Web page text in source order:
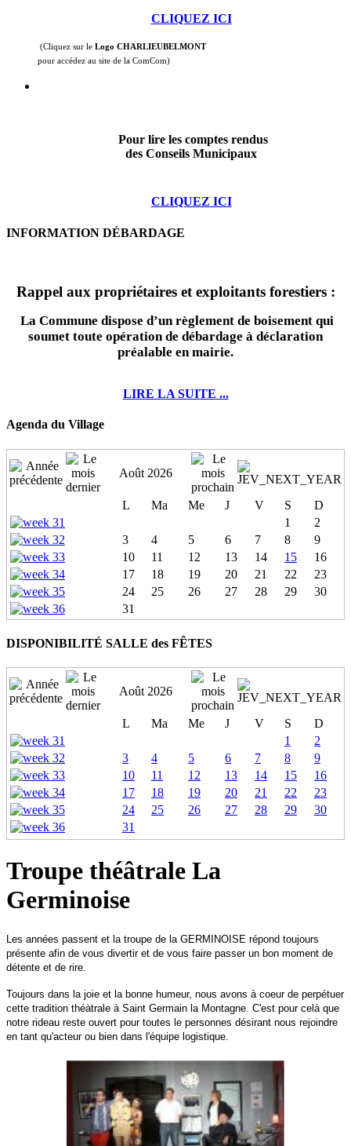
CLIQUEZ ICI
(Cliquez sur le Logo CHARLIEUBELMONT
pour accédez au site de la ComCom)
Pour lire les comptes rendus
des Conseils Municipaux
CLIQUEZ ICI
INFORMATION DÉBARDAGE
Rappel aux propriétaires et exploitants forestiers :
La Commune dispose d’un règlement de boisement qui
soumet toute opération de débardage à déclaration
préalable en mairie.
LIRE LA SUITE ...
Agenda du Village
Août 2026
L Ma Me J V S
D
1
2
3
4 5 6 7 8
9
10
11 12 13 14 15
16
17
18 19 20 21 22
23
24
25 26 27 28 29
30
31
DISPONIBILITÉ SALLE des FÊTES
Août 2026
L Ma Me J V S
D
1
2
3
4 5 6 7 8
9
10
11 12 13 14 15
16
17
18 19 20 21 22
23
24
25 26 27 28 29
30
31
Troupe théâtrale La
Germinoise
Les années passent et la troupe de la GERMINOISE répond toujours
présente afin de vous divertir et de vous faire passer un bon moment de
détente et de rire.
Toujours dans la joie et la bonne humeur, nous avons à coeur de perpétuer
cette tradition théàtrale à Saint Germain la Montagne. C'est pour celà que
notre rideau reste ouvert pour toutes le personnes désirant nous rejoindre
en tant qu'acteur ou bien dans l'équipe logistique.